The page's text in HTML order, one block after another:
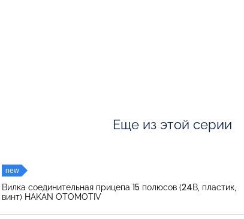
Еще из этой серии
new
Вилка соединительная прицепа 15 полюсов (24В, пластик,
винт) HAKAN OTOMOTIV